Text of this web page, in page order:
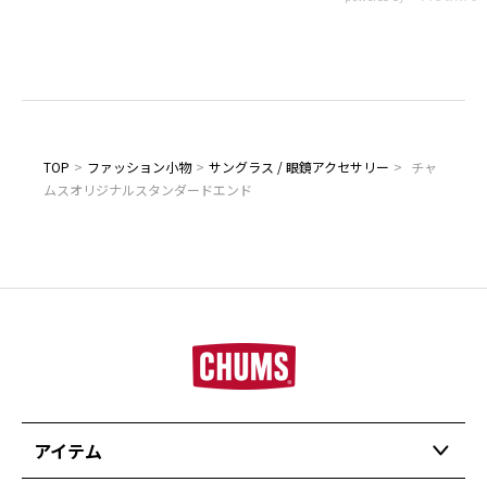
TOP > ファッション小物 > サングラス / 眼鏡アクセサリー > チャ
ムスオリジナルスタンダードエンド
アイテム